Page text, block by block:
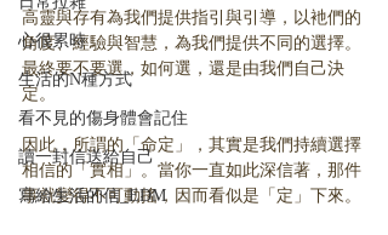
心很累時
生活的N種方式
看不見的傷身體會記住
讀一封信送給自己
寫給生活的信_EDM
高靈與存有為我們提供指引與引導，以衪們的
角度、經驗與智慧，為我們提供不同的選擇。
最終要不要選，如何選，還是由我們自己決
定。
因此，所謂的「命定」，其實是我們持續選擇
相信的「實相」。當你一直如此深信著，那件
事就變得不可動搖，因而看似是「定」下來。